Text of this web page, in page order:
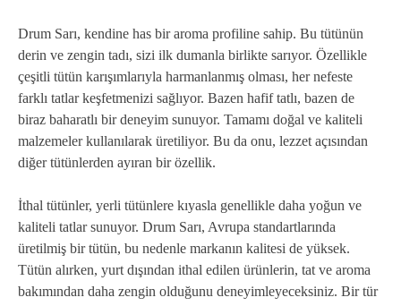
Drum Sarı, kendine has bir aroma profiline sahip. Bu tütünün
derin ve zengin tadı, sizi ilk dumanla birlikte sarıyor. Özellikle
çeşitli tütün karışımlarıyla harmanlanmış olması, her nefeste
farklı tatlar keşfetmenizi sağlıyor. Bazen hafif tatlı, bazen de
biraz baharatlı bir deneyim sunuyor. Tamamı doğal ve kaliteli
malzemeler kullanılarak üretiliyor. Bu da onu, lezzet açısından
diğer tütünlerden ayıran bir özellik.
İthal tütünler, yerli tütünlere kıyasla genellikle daha yoğun ve
kaliteli tatlar sunuyor. Drum Sarı, Avrupa standartlarında
üretilmiş bir tütün, bu nedenle markanın kalitesi de yüksek.
Tütün alırken, yurt dışından ithal edilen ürünlerin, tat ve aroma
bakımından daha zengin olduğunu deneyimleyeceksiniz. Bir tür